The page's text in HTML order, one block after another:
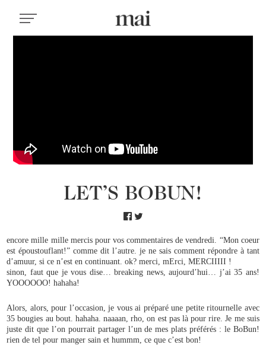
LET’S BOBUN!
encore mille mille mercis pour vos commentaires de vendredi. “Mon coeur
est époustouflant!” comme dit l’autre. je ne sais comment répondre à tant
d’amuur, si ce n’est en continuant. ok? merci, mErci, MERCIIIII !
sinon, faut que je vous dise… breaking news, aujourd’hui… j’ai 35 ans!
YOOOOOO! hahaha!
Alors, alors, pour l’occasion, je vous ai préparé une petite ritournelle avec
35 bougies au bout. hahaha. naaaan, rho, on est pas là pour rire. Je me suis
juste dit que l’on pourrait partager l’un de mes plats préférés : le BoBun!
rien de tel pour manger sain et hummm, ce que c’est bon!